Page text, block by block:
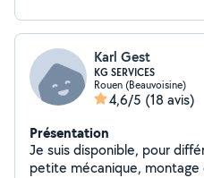
Karl Gest
KG SERVICES
Rouen (Beauvoisine)
4,6/5 (18 avis)
Présentation
Je suis disponible, pour
petite mécanique, montage